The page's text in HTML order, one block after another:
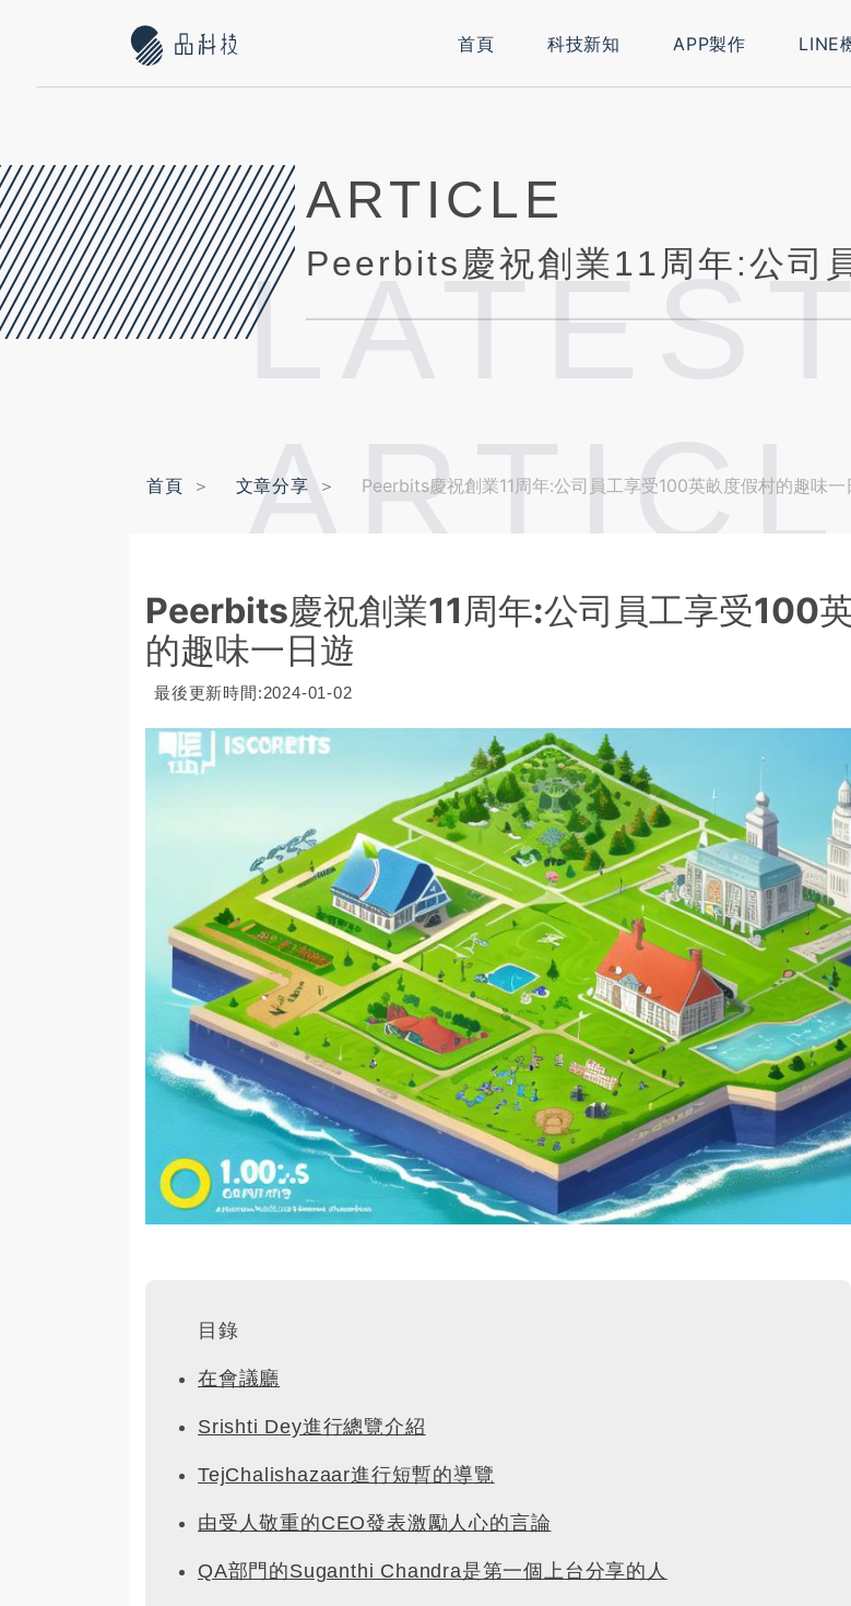
首頁 科技新知 APP製作 LINE
ARTICLE
首頁 文章分享 Peerbits慶祝創業11周年:公司員工享受100英畝度假村的趣味一
Peerbits慶祝創業11周年:公司員工享受100
的趣味一日遊
最後更新時間:2024-01-02
目錄
在會議廳
Srishti Dey進行總覽介紹
TejChalishazaar進行短暫的導覽
由受人敬重的CEO發表激勵人心的言論
QA部門的Suganthi Chandra是第一個上台分享的人